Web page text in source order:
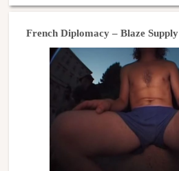
French Diplomacy – Blaze Supply